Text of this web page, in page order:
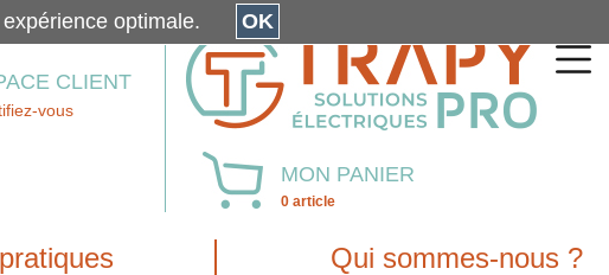
CLIENT
vous
MON PANIER
0 article
Qui sommes-nous ?
expérience optimale. OK